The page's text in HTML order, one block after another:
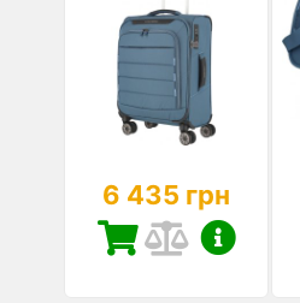
6 435 грн